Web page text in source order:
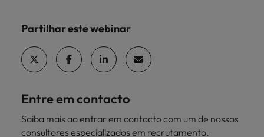
Partilhar este webinar
Entre em contacto
Saiba mais ao entrar em contacto com um de nossos
consultores especializados em recrutamento.